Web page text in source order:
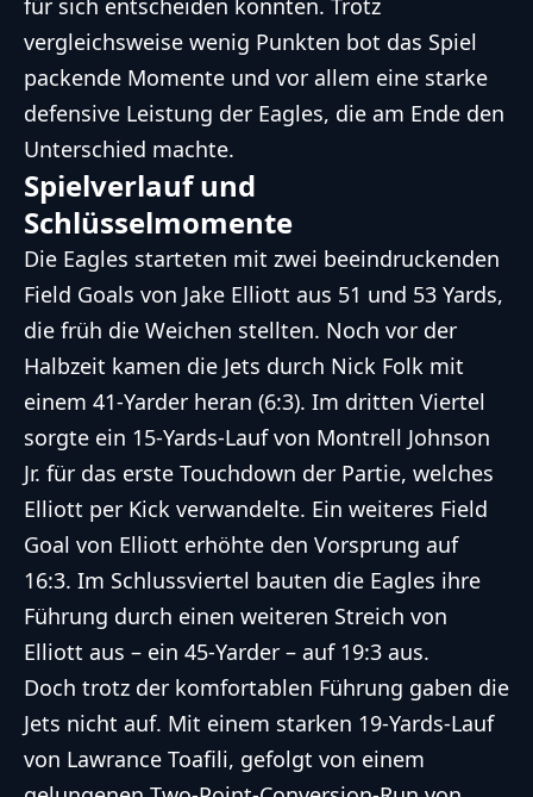
für sich entscheiden konnten. Trotz
vergleichsweise wenig Punkten bot das Spiel
packende Momente und vor allem eine starke
defensive Leistung der Eagles, die am Ende den
Unterschied machte.
Spielverlauf und
Schlüsselmomente
Die Eagles starteten mit zwei beeindruckenden
Field Goals von Jake Elliott aus 51 und 53 Yards,
die früh die Weichen stellten. Noch vor der
Halbzeit kamen die Jets durch Nick Folk mit
einem 41-Yarder heran (6:3). Im dritten Viertel
sorgte ein 15-Yards-Lauf von Montrell Johnson
Jr. für das erste Touchdown der Partie, welches
Elliott per Kick verwandelte. Ein weiteres Field
Goal von Elliott erhöhte den Vorsprung auf
16:3. Im Schlussviertel bauten die Eagles ihre
Führung durch einen weiteren Streich von
Elliott aus – ein 45-Yarder – auf 19:3 aus.
Doch trotz der komfortablen Führung gaben die
Jets nicht auf. Mit einem starken 19-Yards-Lauf
von Lawrance Toafili, gefolgt von einem